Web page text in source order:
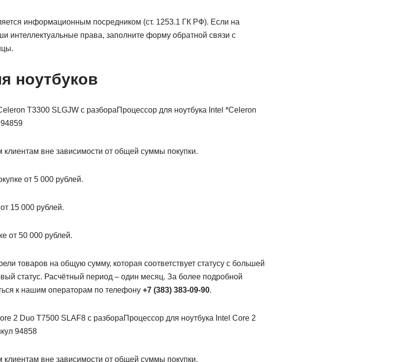
информационным посредником (ст. 1253.1 ГК РФ). Если на
права, заполните форму обратной связи с
ноутбуков
Процессор для ноутбука Intel *Celeron
клиентам вне зависимости от общей суммы покупки.
от 5 000 рублей.
15 000 рублей.
от 50 000 рублей.
товаров на общую сумму, которая соответствует статусу с большей
статус. Расчётный период – один месяц. За более подробной
к нашим операторам по телефону +7 (383) 383-09-90.
Процессор для ноутбука Intel Core 2
94858
клиентам вне зависимости от общей суммы покупки.